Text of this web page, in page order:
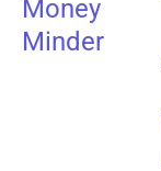
Money
Minder